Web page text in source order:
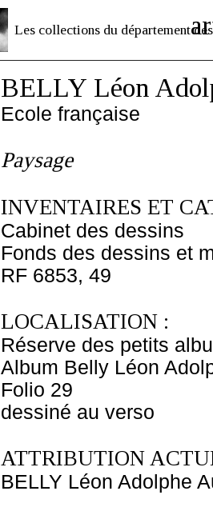
Les collections du département des
BELLY Léon
Ecole française
Paysage
INVENTAIRES ET
Cabinet des dessins
Fonds des dessins et
RF 6853, 49
LOCALISATION :
Réserve des petits
Album Belly Léon
Folio 29
dessiné au verso
ATTRIBUTION
BELLY Léon Adolphe